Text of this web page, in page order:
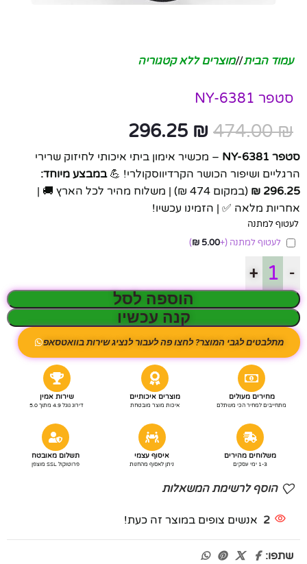
עמוד הבית/ מוצרים ללא קטגוריה
סטפר NY-6381
474.00₪
296.25 ₪
סטפר NY-6381
– מכשיר אימון ביתי איכותי לחיזוק שרירי
הרגליים ושיפור הכושר הקרדיווסקולרי! 💪במבצע מיוחד:
296.25 ₪
(במקום 474 ₪) | משלוח מהיר לכל הארץ 🚚 |
אחריות מלאה ✅ | הזמינו עכשיו!
לעטוף למתנה
לעטוף למתנה (+
5.00
₪
)
-
+
הוספה לסל
קנה עכשיו
מתלבטים לגבי המוצר? לחצו פה לעבור לנציג שירות בוואטסאפ
מחירים מעולים
מתחייבים למחיר הכי משתלם
מוצרים איכותיים
איכות מוצר מובטחת
שירות אמין
דירוג גוגל 4.9 מתוך 5.0
משלוחים מהירים
1-3 ימי עסקים
איסוף עצמי
ניתן לאסוף מהחנות
תשלום מאובטח
פרוטוקול SSL מוצפן
הוסף לרשימת המשאלות
2 אנשים צופים במוצר זה כעת!
שתפו: